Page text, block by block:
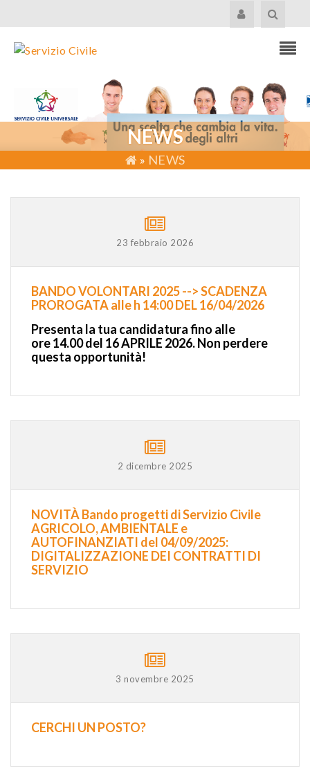
NEWS
» NEWS
23 febbraio 2026
BANDO VOLONTARI 2025 --> SCADENZA
PROROGATA alle h 14:00 DEL 16/04/2026
Presenta la tua candidaturafino alle
ore14.00 del 16 APRILE 2026. Non perdere
questa opportunità!
2 dicembre 2025
NOVITÀ Bando progetti di Servizio Civile
AGRICOLO, AMBIENTALE e
AUTOFINANZIATI del 04/09/2025:
DIGITALIZZAZIONE DEI CONTRATTI DI
SERVIZIO
3 novembre 2025
CERCHI UN POSTO?